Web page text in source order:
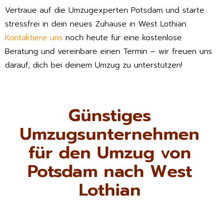
Vertraue auf die Umzugexperten Potsdam und starte
stressfrei in dein neues Zuhause in West Lothian.
Kontaktiere uns noch heute für eine kostenlose
Beratung und vereinbare einen Termin – wir freuen uns
darauf, dich bei deinem Umzug zu unterstützen!
Günstiges
Umzugsunternehmen
für den Umzug von
Potsdam nach West
Lothian